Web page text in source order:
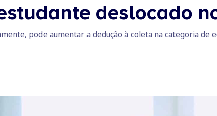
deslocado
pode aumentar a dedução à coleta na categoria de